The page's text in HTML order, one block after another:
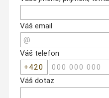
Váš email
Váš telefon
Váš dotaz